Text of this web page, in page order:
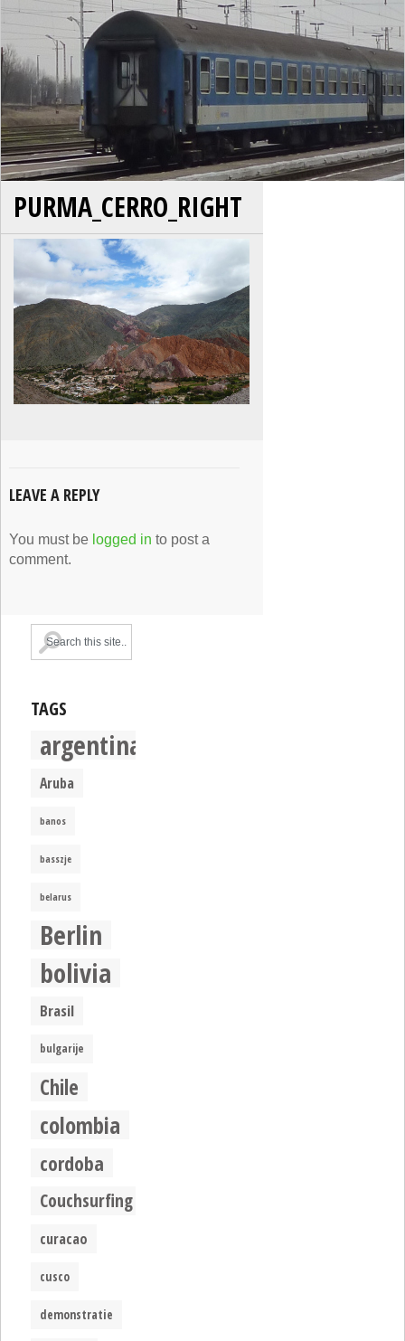
PURMA_CERRO_RIGHT
LEAVE A REPLY
You must be logged in to post a
comment.
TAGS
argentina
Aruba
banos
basszje
belarus
Berlin
bolivia
Brasil
bulgarije
Chile
colombia
cordoba
Couchsurfing
curacao
cusco
demonstratie